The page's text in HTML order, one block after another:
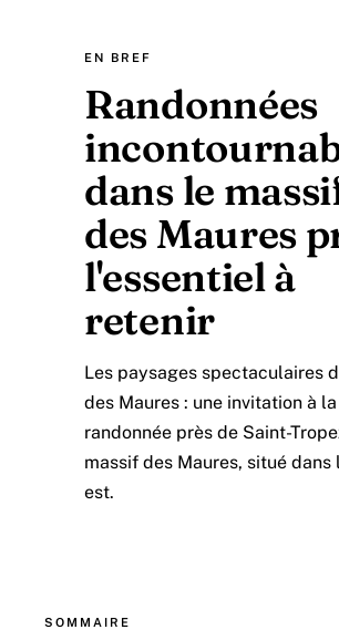
EN BREF
Randonnées
dans le
des Maures
l'essentiel à
retenir
Les paysages spectaculaires
des Maures : une invitation à la
randonnée près de Saint-
massif des Maures, situé dans
est.
SOMMAIRE